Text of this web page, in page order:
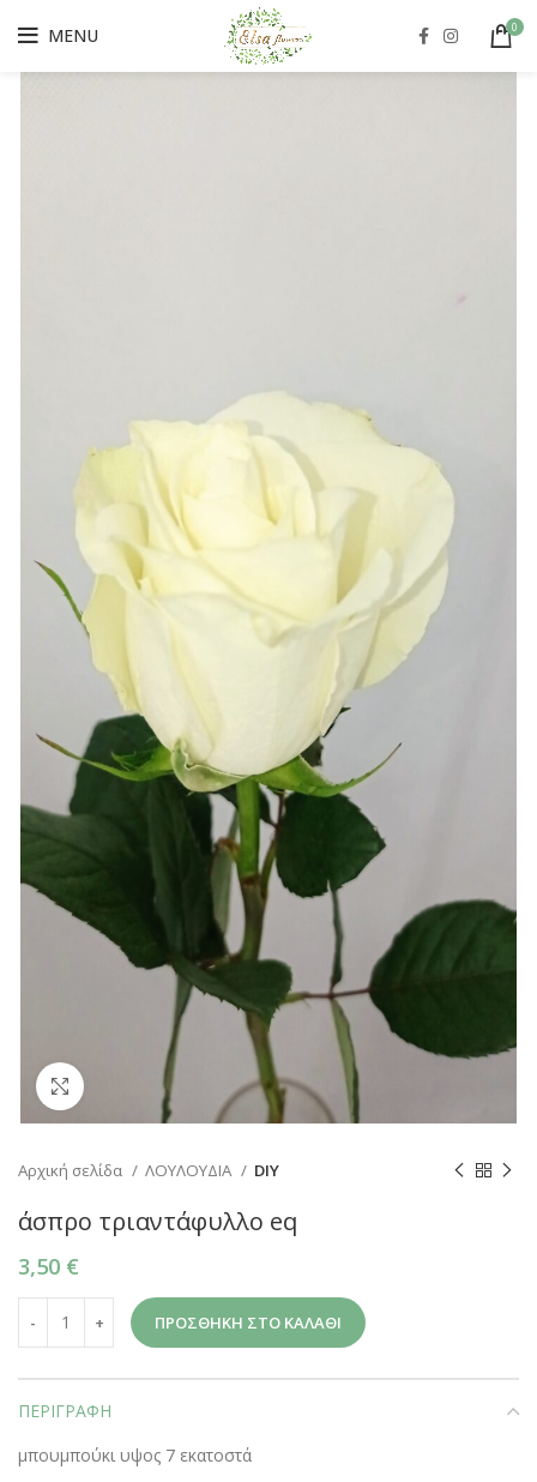
MENU 0
Click to enlarge
Αρχική σελίδα ΛΟΥΛΟΥΔΙΑ DIY
άσπρο τριαντάφυλλο eq
3,50 €
ΠΡΟΣΘΉΚΗ ΣΤΟ ΚΑΛΆΘΙ
ΠΕΡΙΓΡΑΦΉ
μπουμπούκι υψος 7 εκατοστά